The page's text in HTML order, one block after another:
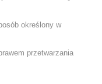
określony w
przetwarzania